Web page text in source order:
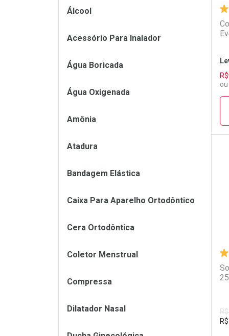
R$
R$
Álcool
Acessório Para Inalador
Água Boricada
Água Oxigenada
Amônia
Atadura
Bandagem Elástica
Caixa Para Aparelho Ortodôntico
Cera Ortodôntica
Coletor Menstrual
Compressa
Dilatador Nasal